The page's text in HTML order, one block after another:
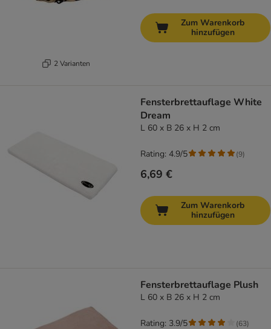
2 Varianten
Zum Warenkorb
hinzufügen
Fensterbrettauflage White
Dream
L 60 x B 26 x H 2 cm
6,69 €
Rating: 4.9/5 (9)
Zum Warenkorb
hinzufügen
Fensterbrettauflage Plush
L 60 x B 26 x H 2 cm
Rating: 3.9/5 (63)